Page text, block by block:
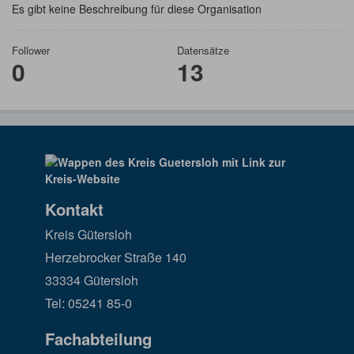
Es gibt keine Beschreibung für diese Organisation
Follower
0
Datensätze
13
Kontakt
Kreis Gütersloh
Herzebrocker Straße 140
33334 Gütersloh
Tel: 05241 85-0
Fachabteilung